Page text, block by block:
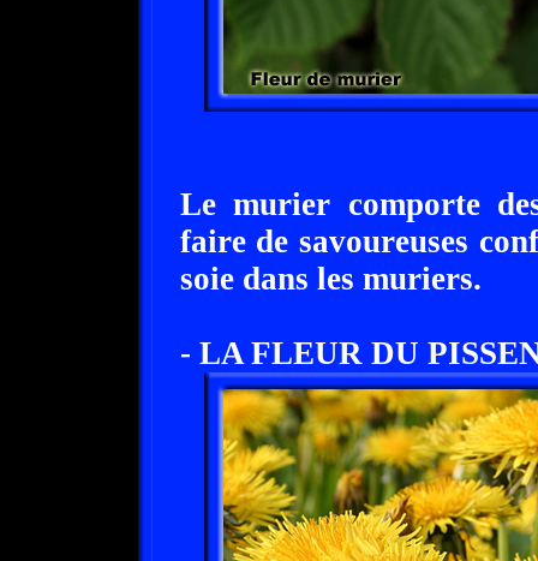
Le murier comporte
faire de savoureuses
soie dans les muriers.
- LA FLEUR DU